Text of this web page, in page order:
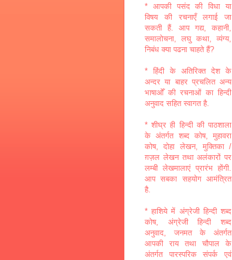
* आपकी पसंद की विधा या
विषय की रचनाएँ लगाई जा
सकती हैं. आप गद्य, कहानी,
समालोचना, लघु कथा, व्यंग्य,
निबंध क्या पढना चाहते हैं?
* हिंदी के अतिरिक्त देश के
अन्दर या बाहर प्रचलित अन्य
भाषाओँ की रचनाओं का हिन्दी
अनुवाद सहित स्वागत है.
* शीघ्र ही हिन्दी की पाठशाला
के अंतर्गत शब्द कोष, मुहावरा
कोष, दोहा लेखन, मुक्तिका /
ग़ज़ल लेखन तथा अलंकारों पर
लम्बी लेखमालाएं प्रारंभ होंगी.
आप सबका सहयोग आमंत्रित
है.
* हाशिये में अंग्रेजी हिन्दी शब्द
कोष, अंग्रेजी हिन्दी शब्द
अनुवाद, जनमत के अंतर्गत
आपकी राय तथा चौपाल के
अंतर्गत पारस्परिक संपर्क एवं